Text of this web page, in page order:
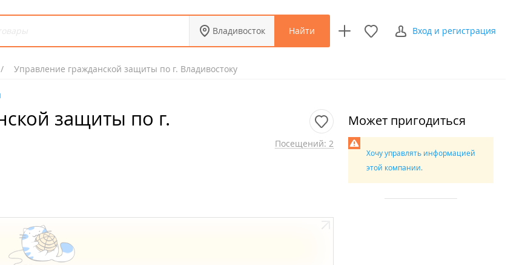
Владивосток Найти Вход и регистрация
Управление гражданской защиты по г. Владивостоку
защиты по г.
Посещений: 2
Может пригодиться
Хочу управлять информацией
этой компании.